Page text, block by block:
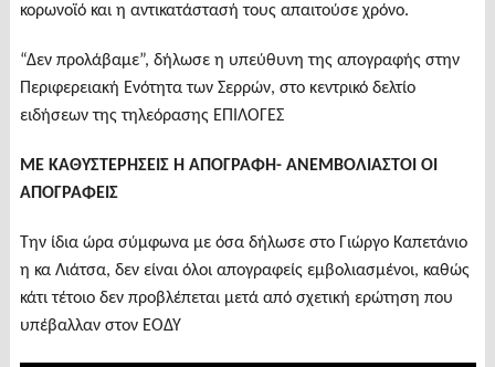
κορωνοϊό και η αντικατάστασή τους απαιτούσε χρόνο.
“Δεν προλάβαμε”, δήλωσε η υπεύθυνη της απογραφής στην
Περιφερειακή Ενότητα των Σερρών, στο κεντρικό δελτίο
ειδήσεων της τηλεόρασης ΕΠΙΛΟΓΕΣ
ΜΕ ΚΑΘΥΣΤΕΡΗΣΕΙΣ Η ΑΠΟΓΡΑΦΗ- ΑΝΕΜΒΟΛΙΑΣΤΟΙ ΟΙ
ΑΠΟΓΡΑΦΕΙΣ
Την ίδια ώρα σύμφωνα με όσα δήλωσε στο Γιώργο Καπετάνιο
η κα Λιάτσα, δεν είναι όλοι απογραφείς εμβολιασμένοι, καθώς
κάτι τέτοιο δεν προβλέπεται μετά από σχετική ερώτηση που
υπέβαλλαν στον ΕΟΔΥ